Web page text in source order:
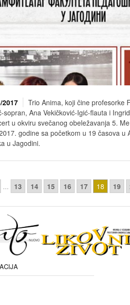
2017
Trio Anima, koji čine profesorke
sopran, Ana Vekičković-Igić-flauta i
u okviru svečanog obeležavanja 5.
godine sa početkom u 19 časova u
u Jagodini.
... 13 14 15 16 17 18 19